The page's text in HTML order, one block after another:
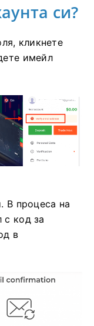
си?
кликнете
имейл
В процеса на
с код за
в